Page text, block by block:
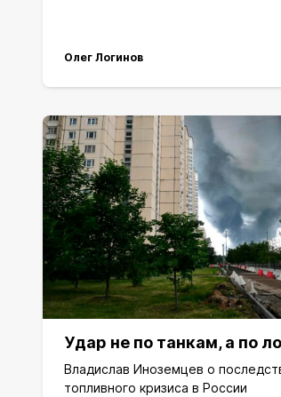
Олег Логинов
Удар не по танкам, а по
Владислав Иноземцев о
топливного кризиса в России